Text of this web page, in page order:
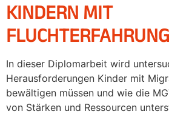
KINDERN MIT
FLUCHTERFAHRUNG
In dieser Diplomarbeit wird
Herausforderungen Kinder mit
bewältigen müssen und wie die
von Stärken und Ressourcen